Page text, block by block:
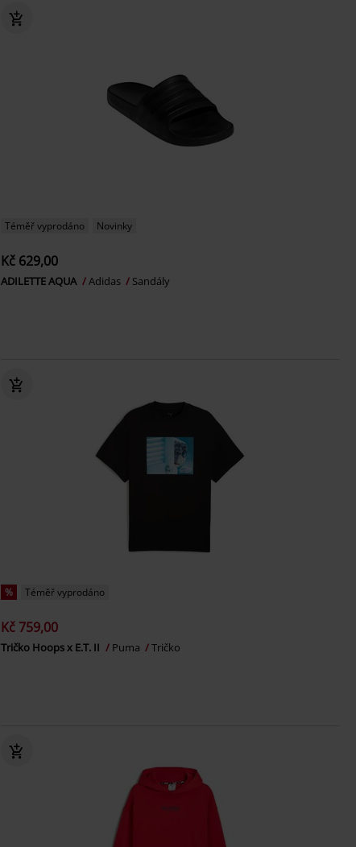
Téměř vyprodáno Novinky
Kč 629,00
ADILETTE AQUA Adidas Sandály
% Téměř vyprodáno
Kč 759,00
Tričko Hoops x E.T. II Puma Tričko